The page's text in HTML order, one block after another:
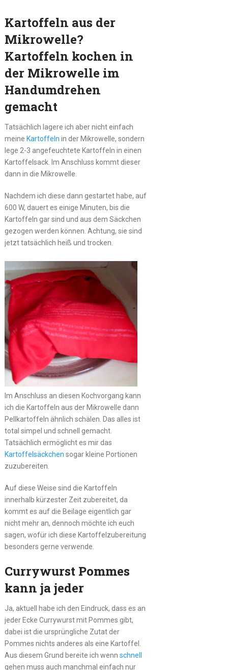
Kartoffeln aus der
Mikrowelle?
Kartoffeln kochen in
der Mikrowelle im
Handumdrehen
gemacht
Tatsächlich lagere ich aber nicht einfach
meine Kartoffeln in der Mikrowelle, sondern
lege 2-3 angefeuchtete Kartoffeln in einen
Kartoffelsack. Im Anschluss kommt dieser
dann in die Mikrowelle.
Nachdem ich diese dann gestartet habe, auf
600 W, dauert es einige Minuten, bis die
Kartoffeln gar sind und aus dem Säckchen
gezogen werden können. Achtung, sie sind
jetzt tatsächlich heiß und trocken.
Im Anschluss an diesen Kochvorgang kann
ich die Kartoffeln aus der Mikrowelle dann
Pellkartoffeln ähnlich schälen. Das alles ist
total simpel und schnell gemacht.
Tatsächlich ermöglicht es mir das
Kartoffelsäckchen sogar kleine Portionen
zuzubereiten.
Auf diese Weise sind die Kartoffeln
innerhalb kürzester Zeit zubereitet, da
kommt es auf die Beilage eigentlich gar
nicht mehr an, dennoch möchte ich euch
sagen, wofür ich diese Kartoffelzubereitung
besonders gerne verwende.
Currywurst Pommes
kann ja jeder
Ja, aktuell habe ich den Eindruck, dass es an
jeder Ecke Currywurst mit Pommes gibt,
dabei ist die ursprüngliche Zutat der
Pommes nichts anderes als eine Kartoffel.
Aus diesem Grund bereite ich wenn schnell
gehen muss auch manchmal einfach nur